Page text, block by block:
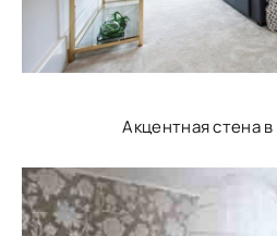
Акцентная стена